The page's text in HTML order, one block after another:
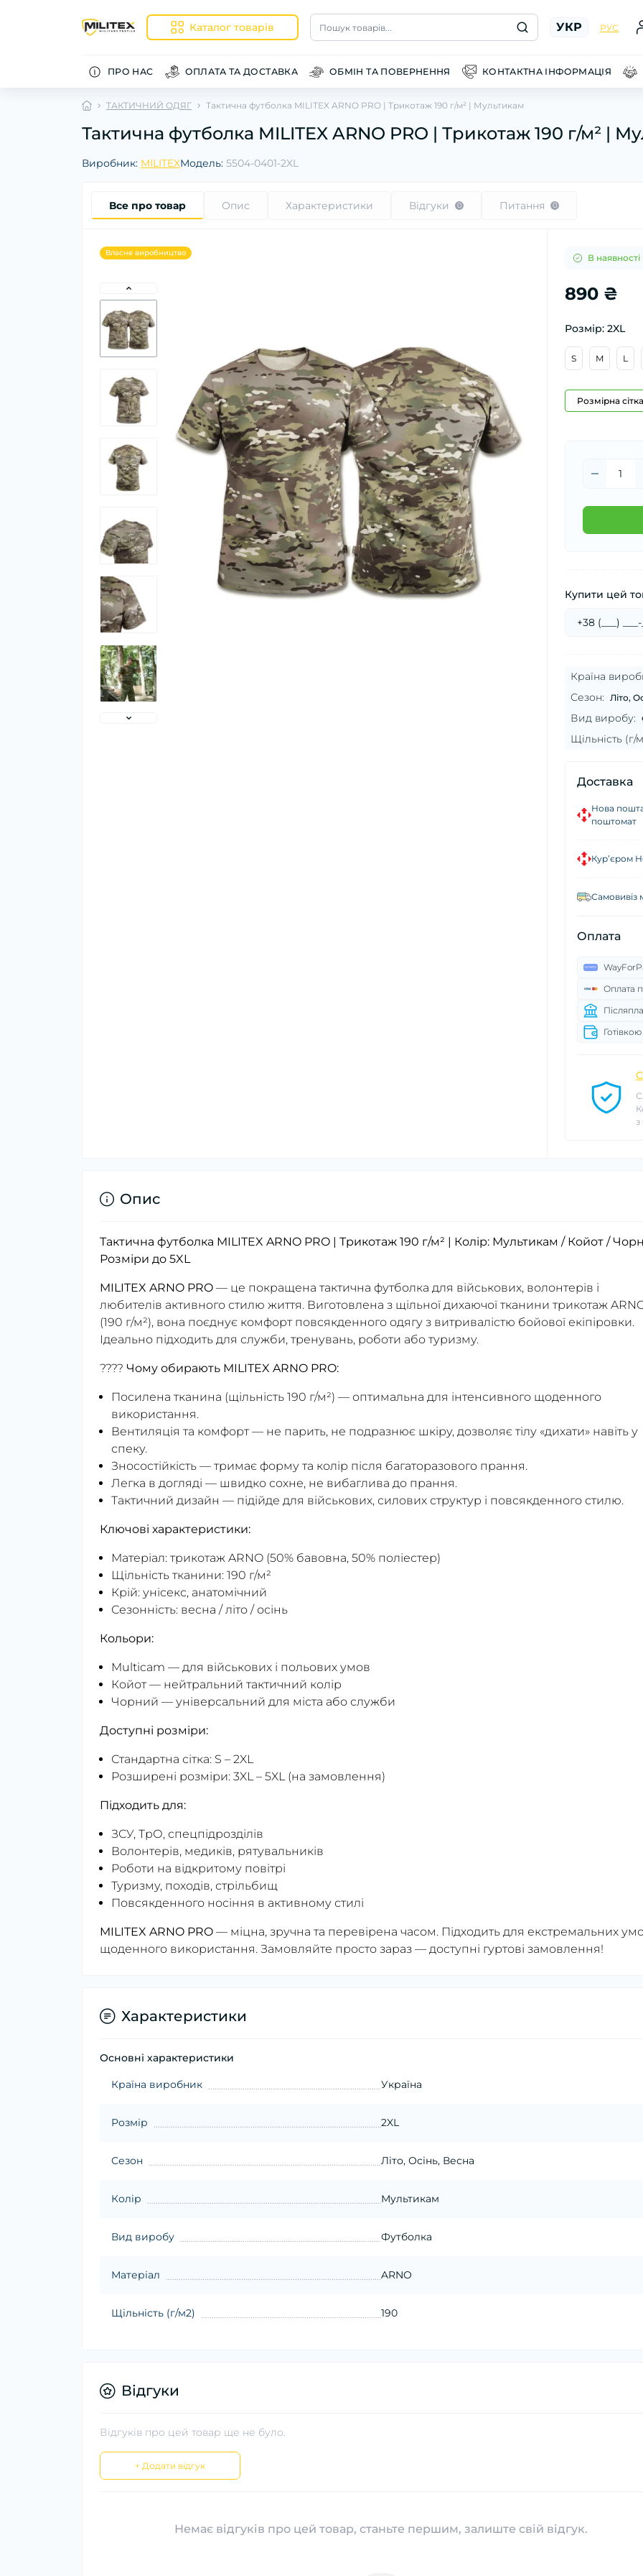
Каталог товарів Пошук товарів... УКР РУС
ПРО НАС ОПЛАТА ТА ДОСТАВКА ОБМІН ТА ПОВЕРНЕННЯ КОНТАКТНА ІНФОРМАЦІЯ
ТАКТИЧНИЙ ОДЯГ Тактична футболка MILITEX ARNO PRO | Трикотаж 190 г/м² | Мультикам
Тактична футболка MILITEX ARNO PRO | Трикотаж 190 г/м² |
Виробник: MILITEXМодель: 5504-0401-2XL
Все про товар Опис Характеристики Відгуки 0 Питання 0
Власне виробництво В наявності
890 ₴
Розмір: 2XL
S M L
Розмірна сітка
Купити цей
Країна
Сезон: Літо,
Вид виробу:
Щільність (г/
Доставка
Нова
поштомат
Кур’єром
Самовивіз
Оплата
Оплата
з
Опис
Тактична футболка MILITEX ARNO PRO | Трикотаж 190 г/м² | Колір: Мультикам / Койот /
Розміри до 5XL
MILITEX ARNO PRO — це покращена тактична футболка для військових, волонтерів і
любителів активного стилю життя. Виготовлена з щільної дихаючої тканини трикотаж
(190 г/м²), вона поєднує комфорт повсякденного одягу з витривалістю бойової екіпіровки.
Ідеально підходить для служби, тренувань, роботи або туризму.
???? Чому обирають MILITEX ARNO PRO:
Посилена тканина (щільність 190 г/м²) — оптимальна для інтенсивного щоденного
використання.
Вентиляція та комфорт — не парить, не подразнює шкіру, дозволяє тілу «дихати» навіть у
спеку.
Зносостійкість — тримає форму та колір після багаторазового прання.
Легка в догляді — швидко сохне, не вибаглива до прання.
Тактичний дизайн — підійде для військових, силових структур і повсякденного стилю.
Ключові характеристики:
Матеріал: трикотаж ARNO (50% бавовна, 50% поліестер)
Щільність тканини: 190 г/м²
Крій: унісекс, анатомічний
Сезонність: весна / літо / осінь
Кольори:
Multicam — для військових і польових умов
Койот — нейтральний тактичний колір
Чорний — універсальний для міста або служби
Доступні розміри:
Стандартна сітка: S – 2XL
Розширені розміри: 3XL – 5XL (на замовлення)
Підходить для:
ЗСУ, ТрО, спецпідрозділів
Волонтерів, медиків, рятувальників
Роботи на відкритому повітрі
Туризму, походів, стрільбищ
Повсякденного носіння в активному стилі
MILITEX ARNO PRO — міцна, зручна та перевірена часом. Підходить для екстремальних
щоденного використання. Замовляйте просто зараз — доступні гуртові замовлення!
Характеристики
Основні характеристики
Країна виробник Україна
Розмір 2XL
Сезон Літо, Осінь, Весна
Колір Мультикам
Вид виробу Футболка
Матеріал ARNO
Щільність (г/м2) 190
Відгуки
Відгуків про цей товар ще не було.
+ Додати відгук
Немає відгуків про цей товар, станьте першим, залиште свій відгук.